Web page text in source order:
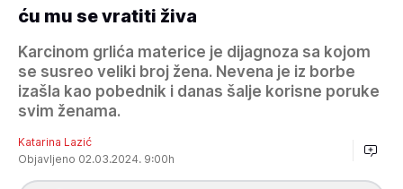
ću mu se vratiti živa
Karcinom grlića materice je dijagnoza sa kojom
se susreo veliki broj žena. Nevena je iz borbe
izašla kao pobednik i danas šalje korisne poruke
svim ženama.
Katarina Lazić
Objavljeno 02.03.2024. 9:00h